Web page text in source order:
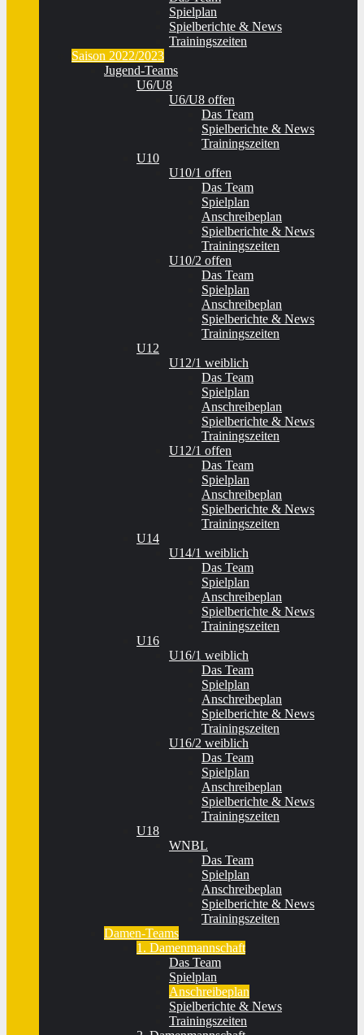
Spielplan
Spielberichte & News
Trainingszeiten
Saison 2022/2023
Jugend-Teams
U6/U8
U6/U8 offen
Das Team
Spielberichte & News
Trainingszeiten
U10
U10/1 offen
Das Team
Spielplan
Anschreibeplan
Spielberichte & News
Trainingszeiten
U10/2 offen
Das Team
Spielplan
Anschreibeplan
Spielberichte & News
Trainingszeiten
U12
U12/1 weiblich
Das Team
Spielplan
Anschreibeplan
Spielberichte & News
Trainingszeiten
U12/1 offen
Das Team
Spielplan
Anschreibeplan
Spielberichte & News
Trainingszeiten
U14
U14/1 weiblich
Das Team
Spielplan
Anschreibeplan
Spielberichte & News
Trainingszeiten
U16
U16/1 weiblich
Das Team
Spielplan
Anschreibeplan
Spielberichte & News
Trainingszeiten
U16/2 weiblich
Das Team
Spielplan
Anschreibeplan
Spielberichte & News
Trainingszeiten
U18
WNBL
Das Team
Spielplan
Anschreibeplan
Spielberichte & News
Trainingszeiten
Damen-Teams
1. Damenmannschaft
Das Team
Spielplan
Anschreibeplan
Spielberichte & News
Trainingszeiten